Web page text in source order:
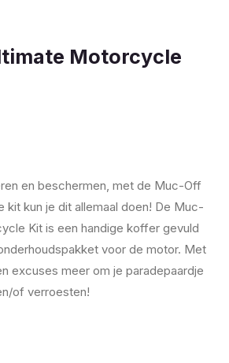
Motorcycle
en beschermen, met de Muc-Off
kit kun je dit allemaal doen! De Muc-
Kit is een handige koffer gevuld
voor de motor. Met
excuses meer om je paradepaardje
of verroesten!